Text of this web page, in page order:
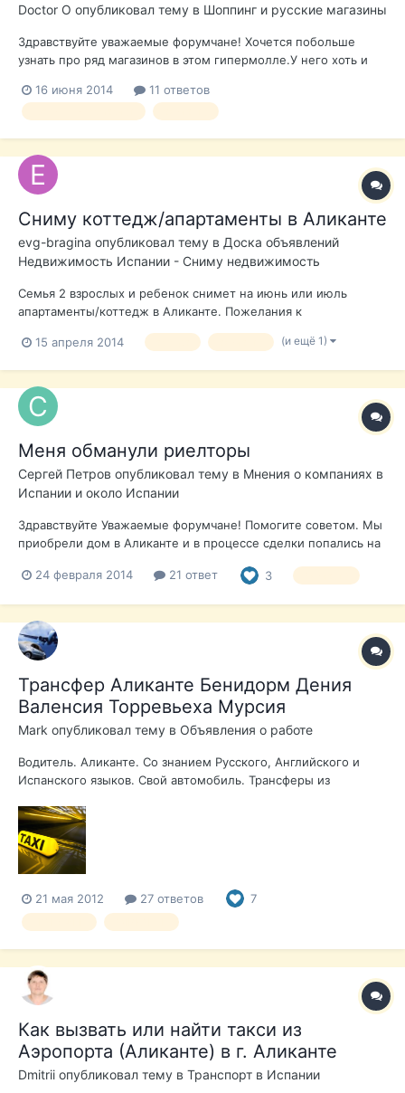
Doctor O опубликовал тему в Шоппинг и русские магазины
Здравствуйте уважаемые форумчане! Хочется побольше
узнать про ряд магазинов в этом гипермолле.У него хоть и
никто не знает есть ли в магазине Конфорама( в этом
молле)-русскоговорящие сотрудники?
16 июня 2014 11 ответов
Сниму коттедж/апартаменты в Аликанте
evg-bragina опубликовал тему в Доска объявлений
Недвижимость Испании - Сниму недвижимость
Семья 2 взрослых и ребенок снимет на июнь или июль
апартаменты/коттедж в Аликанте. Пожелания к
инфраструктура (магазины, кафе), рядом с морем (в пешей
15 апреля 2014 (и ещё 1)
Меня обманули риелторы
Сергей Петров опубликовал тему в Мнения о компаниях в
Испании и около Испании
Здравствуйте Уважаемые форумчане! Помогите советом. Мы
приобрели дом в Аликанте и в процессе сделки попались на
Московской компании "____________" в Альбире. При
24 февраля 2014 21 ответ 3
Трансфер Аликанте Бенидорм Дения
Валенсия Торревьеха Мурсия
Mark опубликовал тему в Объявления о работе
Водитель. Аликанте. Со знанием Русского, Английского и
Испанского языков. Свой автомобиль. Трансферы из
перевозок. Марк +34 668 838 060 autocostablanca@mail.ru
21 мая 2012 27 ответов 7
Как вызвать или найти такси из
Аэропорта (Аликанте) в г. Аликанте
Dmitrii опубликовал тему в Транспорт в Испании